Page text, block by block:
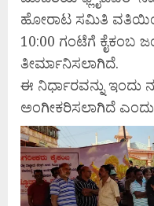
ಹೋರಾಟ ಸಮಿತಿ ವತಿಯಿಂದ
10:00 ಗಂಟೆಗೆ ಕೈಕಂಬ
ತೀರ್ಮಾನಿಸಲಾಗಿದೆ.
ಈ ನಿರ್ಧಾರವನ್ನು
ಅಂಗೀಕರಿಸಲಾಗಿದೆ